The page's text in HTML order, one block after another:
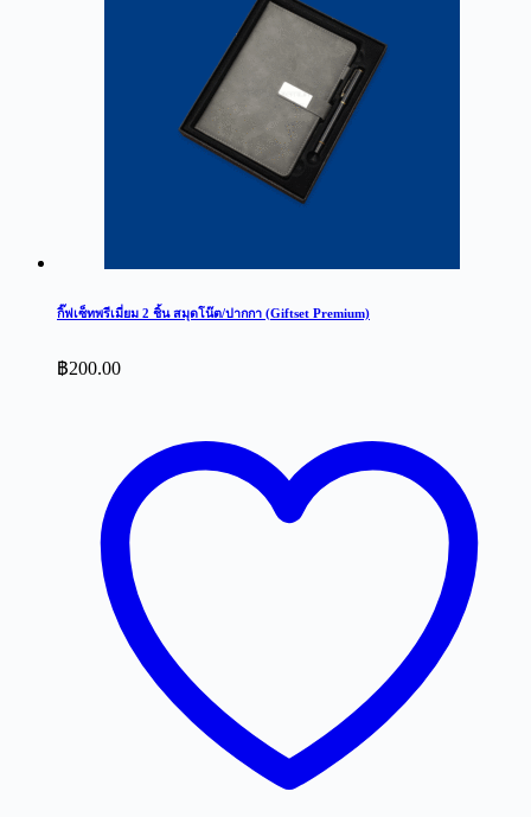
กิ๊ฟเซ็ทพรีเมี่ยม 2 ชิ้น สมุดโน๊ต/ปากกา (Giftset Premium)
฿200.00